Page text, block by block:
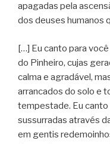
apagadas pela
dos deuses humanos
[…] Eu canto para
do Pinheiro, cujas
calma e agradável,
arrancados do solo e
tempestade. Eu
sussurradas através
em gentis